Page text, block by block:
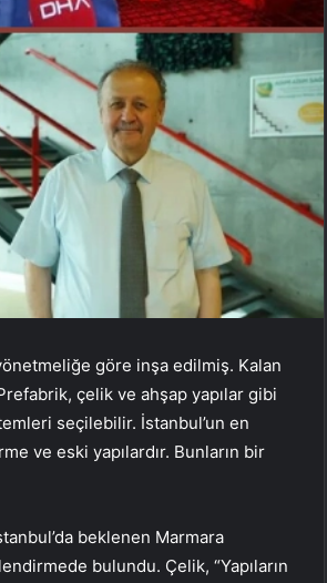
göre inşa edilmiş. Kalan
çelik ve ahşap yapılar gibi
seçilebilir. İstanbul’un en
ve eski yapılardır. Bunların bir
beklenen Marmara
bulundu. Çelik, “Yapıların